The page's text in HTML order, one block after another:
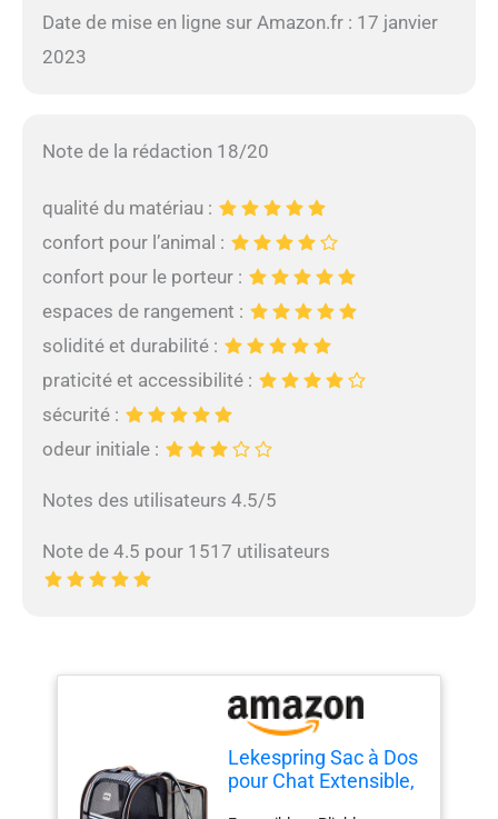
Date de mise en ligne sur Amazon.fr : 17 janvier
2023
Note de la rédaction 18/20
qualité du matériau :
confort pour l’animal :
confort pour le porteur :
espaces de rangement :
solidité et durabilité :
praticité et accessibilité :
sécurité :
odeur initiale :
Notes des utilisateurs 4.5/5
Note de 4.5 pour 1517 utilisateurs
Lekespring Sac à Dos
pour Chat Extensible,